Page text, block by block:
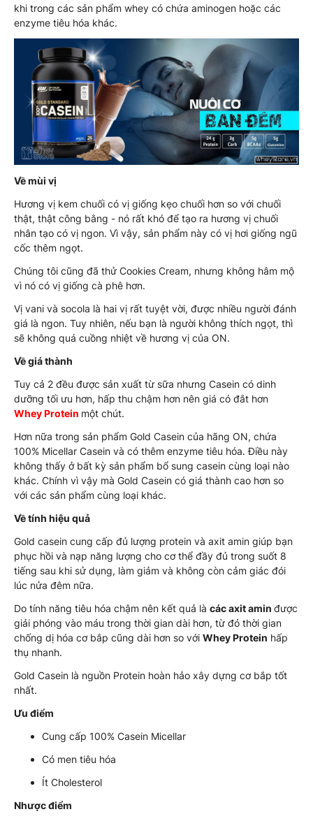
khi trong các sản phẩm whey có chứa aminogen hoặc các
enzyme tiêu hóa khác.
Về mùi vị
Hương vị kem chuối có vị giống kẹo chuối hơn so với chuối
thật, thật công bằng - nó rất khó để tạo ra hương vị chuối
nhân tạo có vị ngon. Vì vậy, sản phẩm này có vị hơi giống ngũ
cốc thêm ngọt.
Chúng tôi cũng đã thử Cookies Cream, nhưng không hâm mộ
vì nó có vị giống cà phê hơn.
Vị vani và socola là hai vị rất tuyệt vời, được nhiều người đánh
giá là ngon. Tuy nhiên, nếu bạn là người không thích ngọt, thì
sẽ không quá cuồng nhiệt về hương vị của ON.
Về giá thành
Tuy cả 2 đều được sản xuất từ sữa nhưng Casein có dinh
dưỡng tối ưu hơn, hấp thu chậm hơn nên giá có đắt hơn
Whey Protein một chút.
Hơn nữa trong sản phẩm Gold Casein của hãng ON, chứa
100% Micellar Casein và có thêm enzyme tiêu hóa. Điều này
không thấy ở bất kỳ sản phẩm bổ sung casein cùng loại nào
khác. Chính vì vậy mà Gold Casein có giá thành cao hơn so
với các sản phẩm cùng loại khác.
Về tính hiệu quả
Gold casein cung cấp đủ lượng protein và axit amin giúp bạn
phục hồi và nạp năng lượng cho cơ thể đầy đủ trong suốt 8
tiếng sau khi sử dụng, làm giảm và không còn cảm giác đói
lúc nửa đêm nữa.
Do tính năng tiêu hóa chậm nên kết quả là các axit amin được
giải phóng vào máu trong thời gian dài hơn, từ đó thời gian
chống dị hóa cơ bắp cũng dài hơn so với Whey Protein hấp
thụ nhanh.
Gold Casein là nguồn Protein hoàn hảo xây dựng cơ bắp tốt
nhất.
Ưu điểm
Cung cấp 100% Casein Micellar
Có men tiêu hóa
Ít Cholesterol
Nhược điểm